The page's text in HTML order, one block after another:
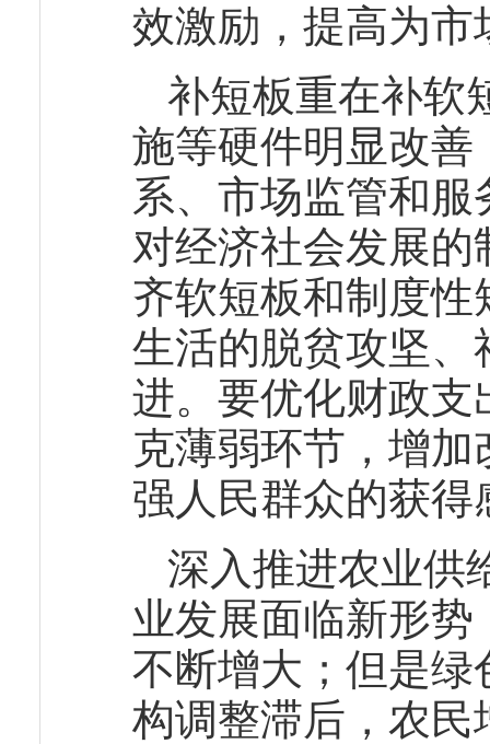
效激励，提高为
补短板重在补软
施等硬件明显改
系、市场监管和
对经济社会发展
齐软短板和制度
生活的脱贫攻坚
进。要优化财政
克薄弱环节，增
强人民群众的获得
深入推进农业供
业发展面临新形
不断增大；但是
构调整滞后，农